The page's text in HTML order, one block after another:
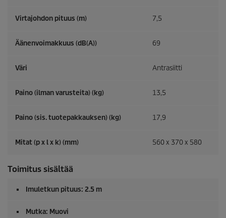
Virtajohdon pituus (m) 7,5
Äänenvoimakkuus (dB(A)) 69
Väri Antrasiitti
Paino (ilman varusteita) (kg) 13,5
Paino (sis. tuotepakkauksen) (kg) 17,9
Mitat (p x l x k) (mm) 560 x 370 x 580
Toimitus sisältää
Imuletkun pituus: 2.5 m
Mutka: Muovi